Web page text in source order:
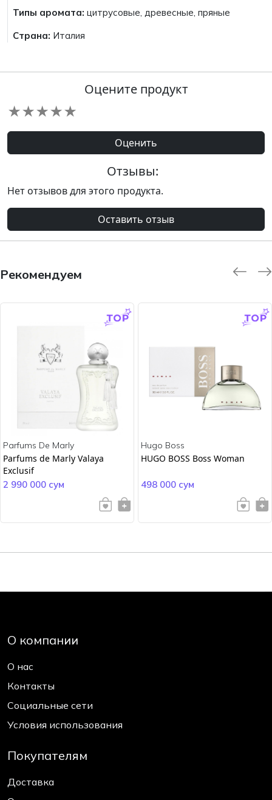
Типы аромата: цитрусовые, древесные, пряные
Страна: Италия
Оцените продукт
★
★
★
★
★
Оценить
Отзывы:
Нет отзывов для этого продукта.
Оставить отзыв
Рекомендуем
Parfums De Marly
Parfums de Marly Valaya
Exclusif
2 990 000 сум
Hugo Boss
HUGO BOSS Boss Woman
498 000 сум
О компании
О нас
Контакты
Социальные сети
Условия использования
Покупателям
Доставка